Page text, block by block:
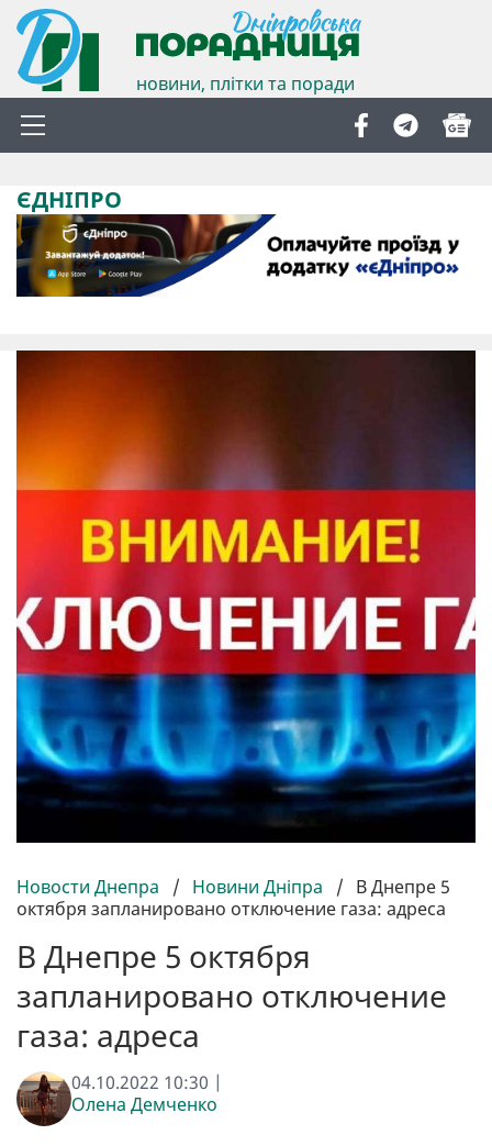
новини, плітки та поради
ЄДНІПРО
Новости Днепра / Новини Дніпра / В Днепре 5
октября запланировано отключение газа: адреса
В Днепре 5 октября
запланировано отключение
газа: адреса
04.10.2022 10:30 |
Олена Демченко